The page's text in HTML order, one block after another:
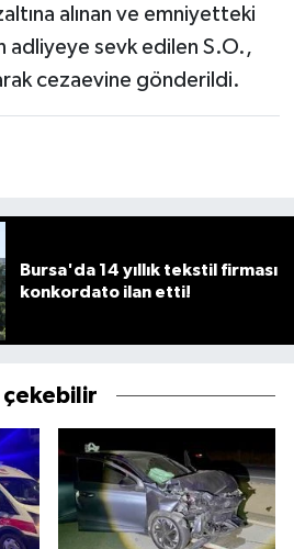
alınan ve emniyetteki
adliyeye sevk edilen S.O.,
cezaevine gönderildi.
Bursa'da 14 yıllık tekstil firması
konkordato ilan etti!
çekebilir